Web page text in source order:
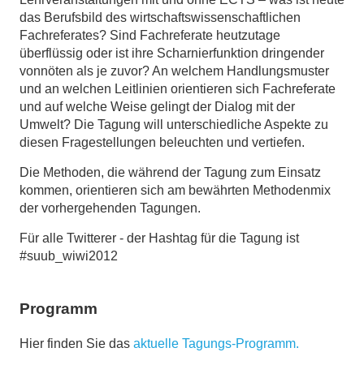
das Berufsbild des wirtschaftswissenschaftlichen
Fachreferates? Sind Fachreferate heutzutage
überflüssig oder ist ihre Scharnierfunktion dringender
vonnöten als je zuvor? An welchem Handlungsmuster
und an welchen Leitlinien orientieren sich Fachreferate
und auf welche Weise gelingt der Dialog mit der
Umwelt? Die Tagung will unterschiedliche Aspekte zu
diesen Fragestellungen beleuchten und vertiefen.
Die Methoden, die während der Tagung zum Einsatz
kommen, orientieren sich am bewährten Methodenmix
der vorhergehenden Tagungen.
Für alle Twitterer - der Hashtag für die Tagung ist
#suub_wiwi2012
Programm
Hier finden Sie das aktuelle Tagungs-Programm.